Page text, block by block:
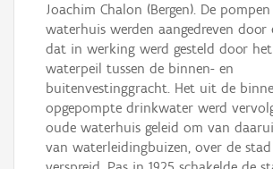
Joachim Chalon (Bergen). De
waterhuis werden aangedreven door
dat in werking werd gesteld door
waterpeil tussen de binnen- en
buitenvestinggracht. Het uit de
opgepompte drinkwater werd
oude waterhuis geleid om van
van waterleidingbuizen, over de